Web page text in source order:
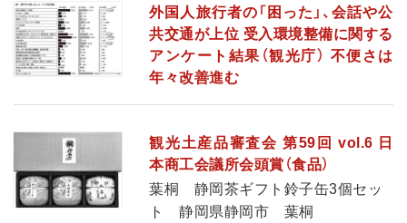
外国人旅行者の「困った」、会話や公
共交通が上位 受入環境整備に関する
アンケート結果（観光庁） 不便さは
年々改善進む
観光土産品審査会 第59回 vol.6 日
本商工会議所会頭賞（食品）
葉桐 静岡茶ギフト鈴子缶3個セッ
ト 静岡県静岡市 葉桐